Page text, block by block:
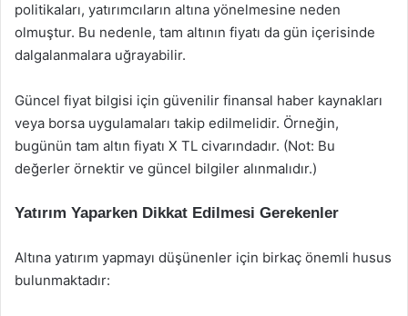
politikaları, yatırımcıların altına yönelmesine neden
olmuştur. Bu nedenle, tam altının fiyatı da gün içerisinde
dalgalanmalara uğrayabilir.
Güncel fiyat bilgisi için güvenilir finansal haber kaynakları
veya borsa uygulamaları takip edilmelidir. Örneğin,
bugünün tam altın fiyatı X TL civarındadır. (Not: Bu
değerler örnektir ve güncel bilgiler alınmalıdır.)
Yatırım Yaparken Dikkat Edilmesi Gerekenler
Altına yatırım yapmayı düşünenler için birkaç önemli husus
bulunmaktadır: